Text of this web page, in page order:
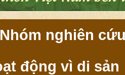
Nhóm nghiên
động vì di sản